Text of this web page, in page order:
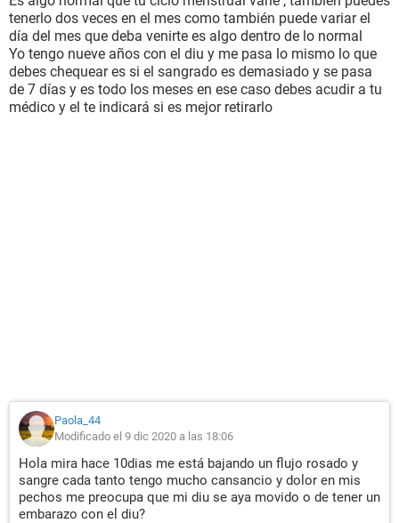
tenerlo dos veces en el mes como también puede variar el
día del mes que deba venirte es algo dentro de lo normal
Yo tengo nueve años con el diu y me pasa lo mismo lo que
debes chequear es si el sangrado es demasiado y se pasa
de 7 días y es todo los meses en ese caso debes acudir a tu
médico y el te indicará si es mejor retirarlo
Paola_44
Modificado el 9 dic 2020 a las 18:06
Hola mira hace 10dias me está bajando un flujo rosado y
sangre cada tanto tengo mucho cansancio y dolor en mis
pechos me preocupa que mi diu se aya movido o de tener un
embarazo con el diu?